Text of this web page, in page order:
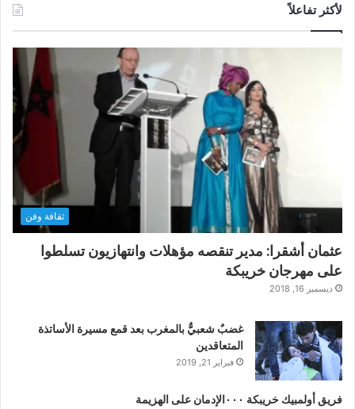
لأكثر تفاعلاً
ثقافة وفن
عثمان أشقرا: مدير تنقصه مؤهلات وانتهازيون تسلطوا
على مهرجان خريبكة
ديسمبر 16, 2018
غضبٌ شعبيٌّ بالمغرب بعد قمع مسيرة الأساتذة
المتعاقدين
فبراير 21, 2019
فريق أولمبيك خريبكة ٠٠٠الإدمان على الهزيمة